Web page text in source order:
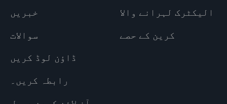
خبریں
سوالات
ڈاؤن لوڈ کریں
رابطہ کریں۔
الیکٹرک لہرانے والا
کرین کے حصے